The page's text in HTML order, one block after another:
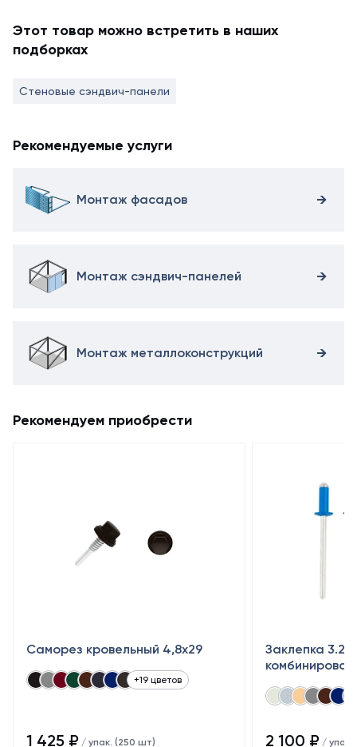
Этот товар можно встретить в наших
подборках
Стеновые сэндвич-панели
Рекомендуемые услуги
Монтаж фасадов
Монтаж сэндвич-панелей
Монтаж металлоконструкций
Рекомендуем приобрести
Саморез кровельный 4,8x29
+19 цветов
1 425 ₽ / упак. (250 шт)
Заклепка
2 100 ₽ / упак.